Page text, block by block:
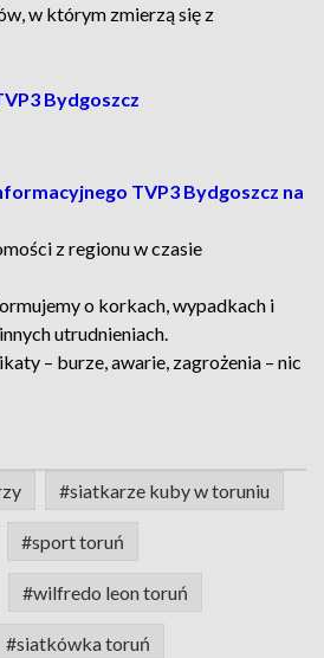
w którym zmierzą się z
Bydgoszcz
TVP3 Bydgoszcz na
z regionu w czasie
o korkach, wypadkach i
utrudnieniach.
– burze, awarie, zagrożenia – nic
#siatkarze kuby w toruniu
#sport toruń
#wilfredo leon toruń
#siatkówka toruń